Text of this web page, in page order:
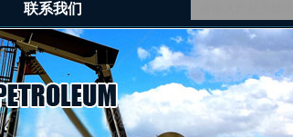
联系我们